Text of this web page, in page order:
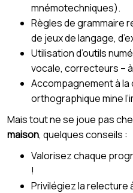
mnémotechniques).
Règles de grammaire
de jeux de langage,
Utilisation d’outils
vocale, correcteurs –
Accompagnement à la
orthographique mine
Mais tout ne se joue pas
maison, quelques conseils :
Valorisez chaque
!
Privilégiez la relecture